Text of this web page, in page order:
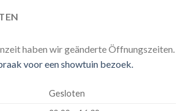
haben wir geänderte Öffnungszeiten.
voor een showtuin bezoek.
Gesloten